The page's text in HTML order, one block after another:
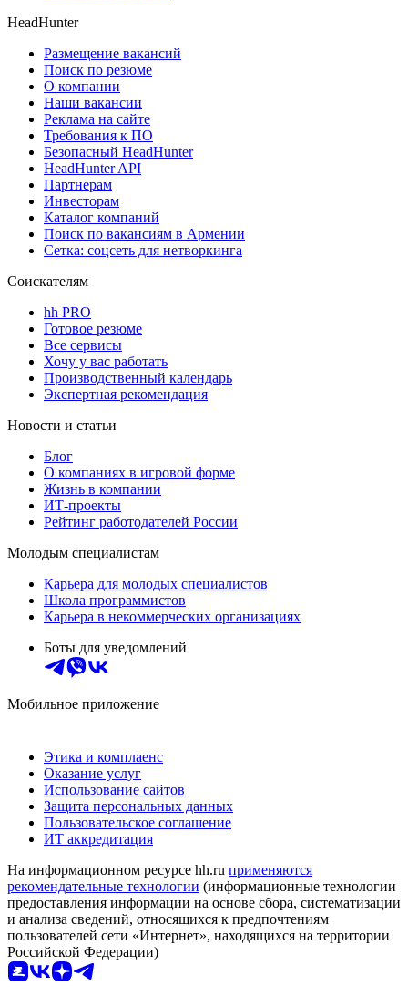
HeadHunter
Размещение вакансий
Поиск по резюме
О компании
Наши вакансии
Реклама на сайте
Требования к ПО
Безопасный HeadHunter
HeadHunter API
Партнерам
Инвесторам
Каталог компаний
Поиск по вакансиям в Армении
Сетка: соцсеть для нетворкинга
Соискателям
hh PRO
Готовое резюме
Все сервисы
Хочу у вас работать
Производственный календарь
Экспертная рекомендация
Новости и статьи
Блог
О компаниях в игровой форме
Жизнь в компании
ИТ-проекты
Рейтинг работодателей России
Молодым специалистам
Карьера для молодых специалистов
Школа программистов
Карьера в некоммерческих организациях
Боты для уведомлений
Мобильное приложение
Этика и комплаенс
Оказание услуг
Использование сайтов
Защита персональных данных
Пользовательское соглашение
ИТ аккредитация
На информационном ресурсе hh.ru применяются
рекомендательные технологии (информационные технологии
предоставления информации на основе сбора, систематизации
и анализа сведений, относящихся к предпочтениям
пользователей сети «Интернет», находящихся на территории
Российской Федерации)